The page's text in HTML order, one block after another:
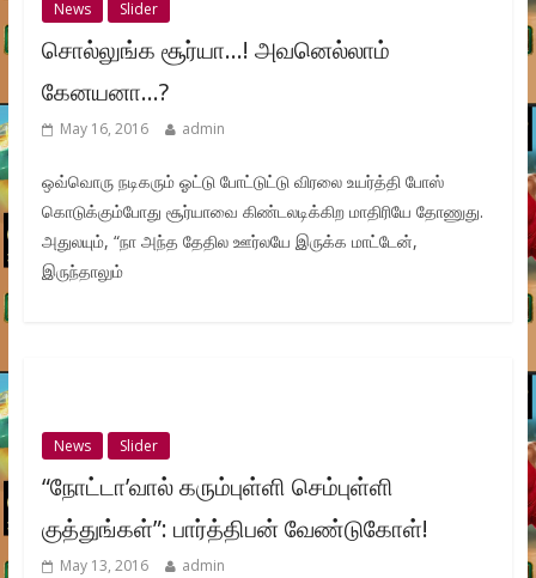
News Slider
சொல்லுங்க சூர்யா…! அவனெல்லாம்
கேனயனா…?
May 16, 2016 admin
ஒவ்வொரு நடிகரும் ஓட்டு போட்டுட்டு விரலை உயர்த்தி போஸ்
கொடுக்கும்போது சூர்யாவை கிண்டலடிக்கிற மாதிரியே தோணுது.
அதுலயும், “நா அந்த தேதில ஊர்லயே இருக்க மாட்டேன்,
இருந்தாலும்
News Slider
“நோட்டா’வால் கரும்புள்ளி செம்புள்ளி
குத்துங்கள்”: பார்த்திபன் வேண்டுகோள்!
May 13, 2016 admin